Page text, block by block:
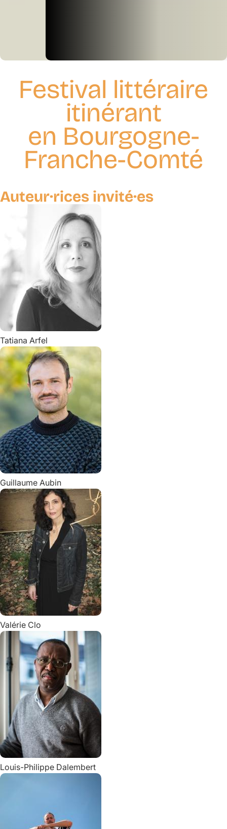
Festival littéraire
itinérant
en Bourgogne-
Franche-Comté
Auteur·rices invité·es
Tatiana Arfel
Guillaume Aubin
Valérie Clo
Louis-Philippe Dalembert